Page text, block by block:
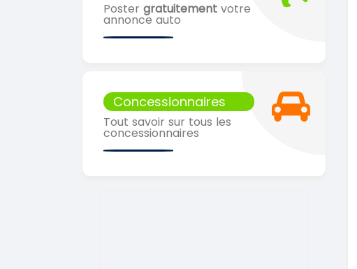
Poster gratuitement votre
annonce auto
Concessionnaires
Tout savoir sur tous les
concessionnaires